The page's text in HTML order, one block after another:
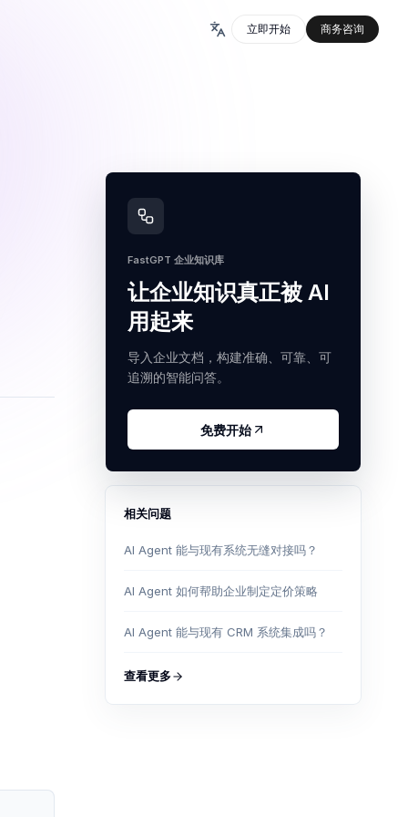
立即开始 商务咨询
FastGPT 企业知识库
让企业知识真正被 AI
用起来
导入企业文档，构建准确、可靠、可
追溯的智能问答。
免费开始
相关问题
AI Agent 能与现有系统无缝对接吗？
AI Agent 如何帮助企业制定定价策略
AI Agent 能与现有 CRM 系统集成吗？
查看更多